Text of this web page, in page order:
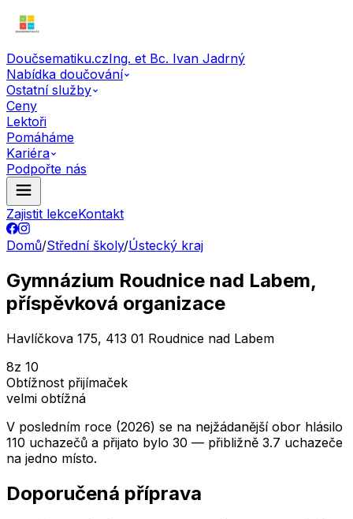
Doučsematiku.czIng. et Bc. Ivan Jadrný
Nabídka doučování
Ostatní služby
Ceny
Lektoři
Pomáháme
Kariéra
Podpořte nás
Zajistit lekceKontakt
Domů/Střední školy/Ústecký kraj
Gymnázium Roudnice nad Labem,
příspěvková organizace
Havlíčkova 175, 413 01 Roudnice nad Labem
8z 10
Obtížnost přijímaček
velmi obtížná
V posledním roce (2026) se na nejžádanější obor hlásilo
110 uchazečů a přijato bylo 30 — přibližně 3.7 uchazeče
na jedno místo.
Doporučená příprava